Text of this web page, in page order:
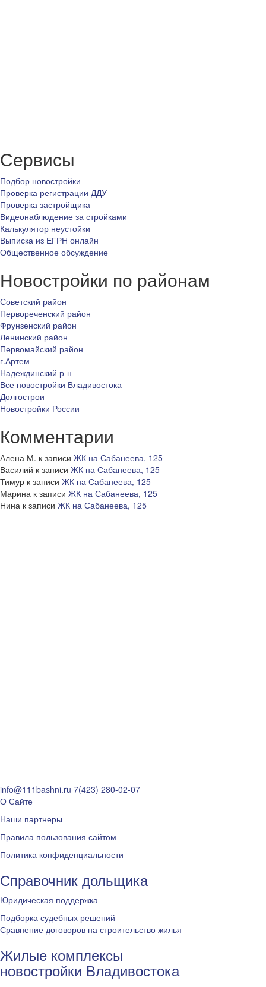
Сервисы
Подбор новостройки
Проверка регистрации ДДУ
Проверка застройщика
Видеонаблюдение за стройками
Калькулятор неустойки
Выписка из ЕГРН онлайн
Общественное обсуждение
Новостройки по районам
Советский район
Первореченский район
Фрунзенский район
Ленинский район
Первомайский район
г.Артем
Надеждинский р-н
Все новостройки Владивостока
Долгострои
Новостройки России
Комментарии
Алена М. к записи ЖК на Сабанеева, 125
Василий к записи ЖК на Сабанеева, 125
Тимур к записи ЖК на Сабанеева, 125
Марина к записи ЖК на Сабанеева, 125
Нина к записи ЖК на Сабанеева, 125
info@111bashni.ru 7(423) 280-02-07
О Сайте
Наши партнеры
Правила пользования сайтом
Политика конфиденциальности
Справочник дольщика
Юридическая поддержка
Подборка судебных решений
Сравнение договоров на строительство жилья
Жилые комплексы
новостройки Владивостока